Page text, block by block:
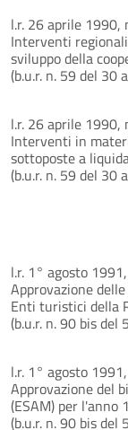
l.r. 26 aprile 1990,
Interventi
sviluppo della
(b.u.r. n. 59 del 30
l.r. 26 aprile 1990,
Interventi in
sottoposte a
(b.u.r. n. 59 del 30
l.r. 1° agosto
Approvazione
Enti turistici della
(b.u.r. n. 90 bis del
l.r. 1° agosto
Approvazione del
(ESAM) per l'anno
(b.u.r. n. 90 bis del